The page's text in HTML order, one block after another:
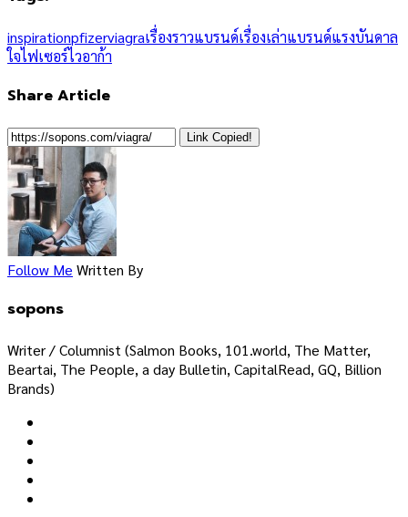
inspirationpfizerviagraเรื่องราวแบรนด์เรื่องเล่าแบรนด์แรงบันดาล
ใจไฟเซอร์ไวอาก้า
Share Article
Link Copied!
Follow Me Written By
sopons
Writer / Columnist (Salmon Books, 101.world, The Matter,
Beartai, The People, a day Bulletin, CapitalRead, GQ, Billion
Brands)